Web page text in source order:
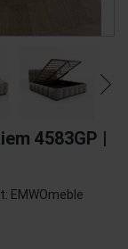
4583GP |
EMWOmeble